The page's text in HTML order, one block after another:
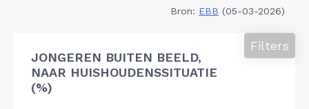
Bron: EBB (05-03-2026)
JONGEREN BUITEN BEELD,
NAAR HUISHOUDENSSITUATIE
(%)
Filters